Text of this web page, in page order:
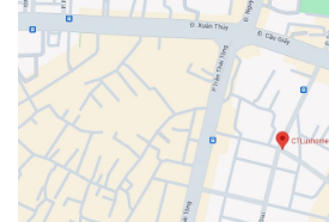
tiết kiệm điện năng